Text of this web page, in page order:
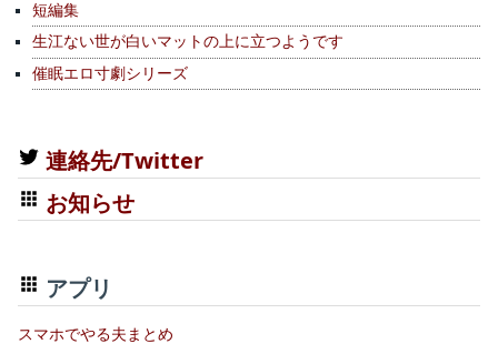
短編集
生江ない世が白いマットの上に立つようです
催眠エロ寸劇シリーズ
連絡先/Twitter
お知らせ
アプリ
スマホでやる夫まとめ